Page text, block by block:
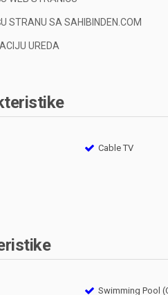
STRANU SA SAHIBINDEN.COM
UREDA
Cable TV
Swimming Pool